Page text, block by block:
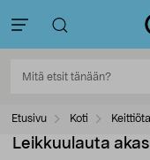
Etusivu Koti
Leikkuulauta